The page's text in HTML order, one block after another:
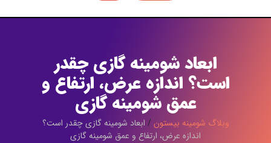
ابعاد شومینه گازی چقدر
است؟ اندازه عرض، ارتفاع و
عمق شومینه گازی
وبلاگ شومینه بیستون / ابعاد شومینه گازی چقدر است؟
اندازه عرض، ارتفاع و عمق شومینه گازی